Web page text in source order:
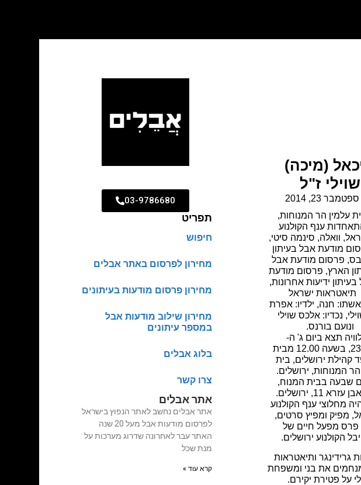
(מיכה)
שוילי ז"ל
ספטמבר 23, 2014
עלמין הר המנוחות,
ענף הקולנוע
, וואלה, סינמה סיטי,
מודעת אבל בעיתון
, פרסום מודעת אבל
הארץ, פרסום מודעת
ידיעות אחרונות,
תיאטראות ישראל
חנה, ילדיו: אפרת
נכדיו: אלכס שוילי
ונועם בורנס.
תצא ביום ג' ה-
23.09.14, בשעה 12.00 מבית
קהילת ירושלים, בית
הר המנוחות, ירושלים.
שבעה בבית המנוח,
11, ירושלים.
מחלוצי ענף הקולנוע
מפיק ומפיץ סרטים,
פרס מפעל חיים של
הקולנוע ירושלים.
גרידינגר ותיאטראות
את בני ומשפחת
על פטירת יקירם.
03-9786680
תפריט
חיפוש
מחירון לפרסום באתר אבלים
מחירון פרסום מודעות בעיתונים
מחירון שילוב מודעות אבל
במספר עיתונים
בלוג אבלים
צרו קשר
אתר אבלים
אתר אבלים נחשב לאתר הנפוץ בישראל
לפרסום מודעות אבל מעל 20 שנה
האתר עבר לאחרונה שדרוג מערכות על
מנת שכל
קרא עוד »